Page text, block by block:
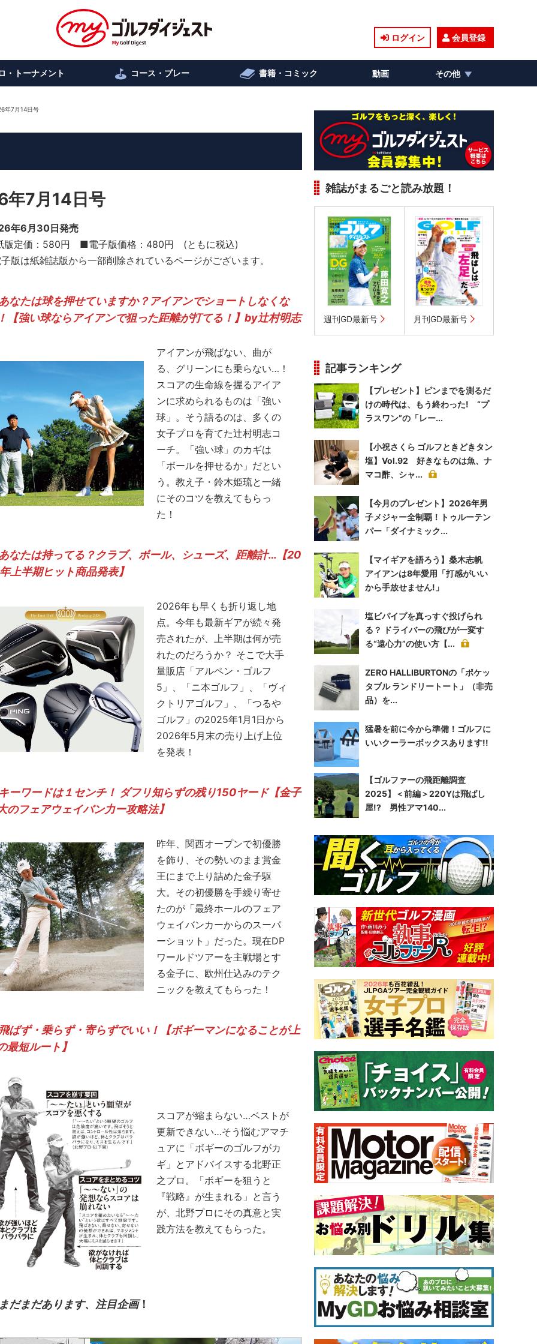
ログイン 会員登録
・トーナメント コース・プレー 書籍・コミック 動画 その他
年7月14日号
年7月14日号
年6月30日発売
定価：580円 ■電子版価格：480円 (ともに税込)
版は紙雑誌版から一部削除されているページがございます。
なたは球を押せていますか？アイアンでショートしなくな
【強い球ならアイアンで狙った距離が打てる！】by辻村明志
アイアンが飛ばない、曲が
る、グリーンにも乗らない…！
スコアの生命線を握るアイア
ンに求められるものは「強い
球」。そう語るのは、多くの
女子プロを育てた辻村明志コ
ーチ。「強い球」のカギは
「ボールを押せるか」だとい
う。教え子・鈴木姫琉と一緒
にそのコツを教えてもらっ
た！
なたは持ってる？クラブ、ボール、シューズ、距離計… 【20
上半期ヒット商品発表】
2026年も早くも折り返し地
点。今年も最新ギアが続々発
売されたが、上半期は何が売
れたのだろうか？ そこで大手
量販店「アルペン・ゴルフ
5」、「ニ本ゴルフ」、「ヴィ
クトリアゴルフ」、「つるや
ゴルフ」の2025年1月1日から
2026年5月末の売り上げ上位
を発表！
ーワードは１センチ！ ダフリ知らずの残り150ヤード【金子
のフェアウェイバン力ー攻略法】
昨年、関西オープンで初優勝
を飾り、その勢いのまま賞金
王にまで上り詰めた金子駆
大。その初優勝を手繰り寄せ
たのが「最終ホールのフェア
ウェイバンカーからのスーパ
ーショット」だった。現在DP
ワールドツアーを主戦場とす
る金子に、欧州仕込みのテク
ニックを教えてもらった！
ばず・乗らず・寄らずでいい！【ボギーマンになることが上
最短ルート】
スコアが縮まらない…ベストが
更新できない…そう悩むアマチ
ュアに「ボギーのゴルフがカ
ギ」とアドバイスする北野正
之プロ。「ボギーを狙うと
『戦略』が生まれる」と言う
が、北野プロにその真意と実
践方法を教えてもらった。
だまだあります、注目企画！
雑誌がまるごと読み放題！
週刊GD最新号 月刊GD最新号
記事ランキング
【プレゼント】ピンまでを測るだ
けの時代は、もう終わった! “プ
ラスワン”の「レー...
【小祝さくら ゴルフときどきタン
塩】Vol.92 好きなものは魚、ナ
マコ酢、シャ...
【今月のプレゼント】2026年男
子メジャー全制覇！トゥルーテン
パー「ダイナミック...
【マイギアを語ろう】桑木志帆
アイアンは8年愛用「打感がいい
から手放せません!」
塩ビパイプを真っすぐ投げられ
る？ ドライバーの飛びが一変す
る“遠心力”の使い方【...
ZERO HALLIBURTONの「ポケッ
タブル ランドリートート」（非売
品）を...
猛暑を前に今から準備！ゴルフに
いいクーラーボックスあります!!
【ゴルファーの飛距離調査
2025】＜前編＞220Yは飛ばし
屋!? 男性アマ140...